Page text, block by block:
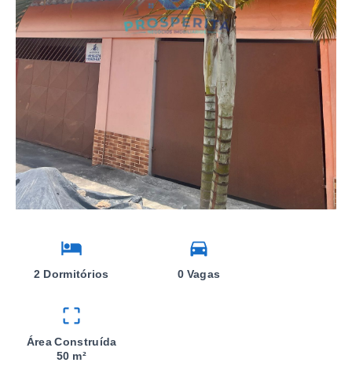
2 Dormitórios 0 Vagas
Área Construída
50 m²